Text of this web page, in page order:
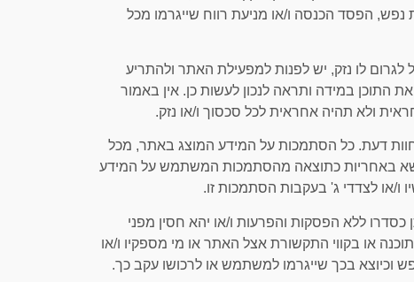
הפסד הכנסה ו/או מניעת רווח שייגרמו מכל
לגרום לו נזק, יש לפנות למפעילת האתר ולהתריע
התוכן במידה ותראה לנכון לעשות כן. אין באמור
ולא תהיה אחראית לכל סכסוך ו/או נזק.
חוות דעת. כל הסתמכות על המידע המוצג באתר, מכל
באחריות כתוצאה מהסתמכות המשתמש על המידע
ו/או לצדדי ג' בעקבות הסתמכות זו.
כסדרו ללא הפסקות והפרעות ו/או יהא חסין מפני
או בקווי התקשורת אצל האתר או מי מספקיו ו/או
וכיוצא בכך שייגרמו למשתמש או לרכושו עקב כך.